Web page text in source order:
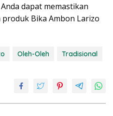
dapat memastikan
Bika Ambon Larizo
Oleh-Oleh Tradisional